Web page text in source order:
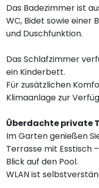
Das Badezimmer ist
WC, Bidet sowie einer
und Duschfunktion.
Das Schlafzimmer
ein Kinderbett.
Für zusätzlichen
Klimaanlage zur
Überdachte private
Im Garten genießen
Terrasse mit Esstisch
Blick auf den Pool.
WLAN ist